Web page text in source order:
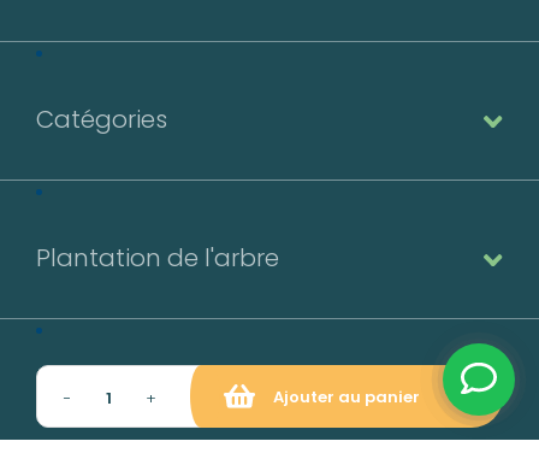
− + Ajouter au panier
Catégories
Plantation de l'arbre
Contact